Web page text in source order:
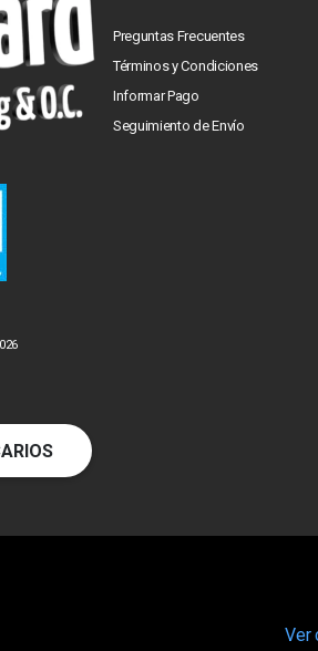
Preguntas Frecuentes
Términos y Condiciones
Informar Pago
Seguimiento de Envío
Ver